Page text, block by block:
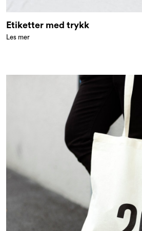
Etiketter med trykk
Les mer